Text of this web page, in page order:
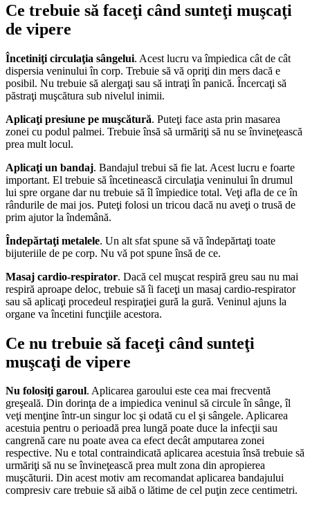
Ce trebuie să faceţi când sunteţi muşcaţi
de vipere
Încetiniţi circulaţia sângelui. Acest lucru va împiedica cât de cât
dispersia veninului în corp. Trebuie să vă opriţi din mers dacă e
posibil. Nu trebuie să alergaţi sau să intraţi în panică. Încercaţi să
păstraţi muşcătura sub nivelul inimii.
Aplicaţi presiune pe muşcătură. Puteţi face asta prin masarea
zonei cu podul palmei. Trebuie însă să urmăriţi să nu se învineţească
prea mult locul.
Aplicaţi un bandaj. Bandajul trebui să fie lat. Acest lucru e foarte
important. El trebuie să încetinească circulaţia veninului în drumul
lui spre organe dar nu trebuie să îl împiedice total. Veţi afla de ce în
rândurile de mai jos. Puteţi folosi un tricou dacă nu aveţi o trusă de
prim ajutor la îndemână.
Îndepărtaţi metalele. Un alt sfat spune să vă îndepărtaţi toate
bijuteriile de pe corp. Nu vă pot spune însă de ce.
Masaj cardio-respirator. Dacă cel muşcat respiră greu sau nu mai
respiră aproape deloc, trebuie să îi faceţi un masaj cardio-respirator
sau să aplicaţi procedeul respiraţiei gură la gură. Veninul ajuns la
organe va încetini funcţiile acestora.
Ce nu trebuie să faceţi când sunteţi
muşcaţi de vipere
Nu folosiţi garoul. Aplicarea garoului este cea mai frecventă
greşeală. Din dorinţa de a impiedica veninul să circule în sânge, îl
veţi menţine într-un singur loc şi odată cu el şi sângele. Aplicarea
acestuia pentru o perioadă prea lungă poate duce la infecţii sau
cangrenă care nu poate avea ca efect decât amputarea zonei
respective. Nu e total contraindicată aplicarea acestuia însă trebuie să
urmăriţi să nu se învineţească prea mult zona din apropierea
muşcăturii. Din acest motiv am recomandat aplicarea bandajului
compresiv care trebuie să aibă o lătime de cel puţin zece centimetri.